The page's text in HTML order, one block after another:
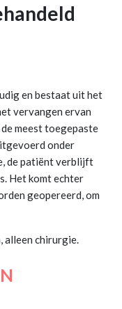
en bestaat uit het
vervangen ervan
meest toegepaste
onder
de patiënt verblijft
Het komt echter
geopereerd, om
alleen chirurgie.